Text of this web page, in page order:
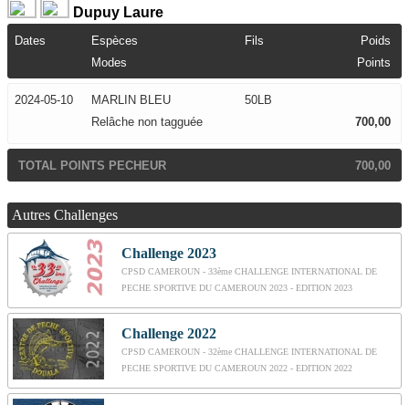
Dupuy Laure
Dates Espèces Fils
Poids
Modes
Points
2024-05-10 MARLIN BLEU
50LB
Relâche non tagguée
700,00
TOTAL POINTS PECHEUR 700,00
Autres Challenges
Challenge 2023
CPSD CAMEROUN - 33ème CHALLENGE INTERNATIONAL DE
PECHE SPORTIVE DU CAMEROUN 2023 - EDITION 2023
Challenge 2022
CPSD CAMEROUN - 32ème CHALLENGE INTERNATIONAL DE
PECHE SPORTIVE DU CAMEROUN 2022 - EDITION 2022